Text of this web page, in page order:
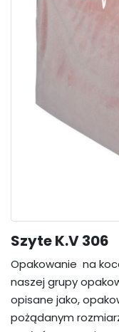
Szyte K.V 306
Opakowanie na
naszej grupy
opisane jako,
pożądanym